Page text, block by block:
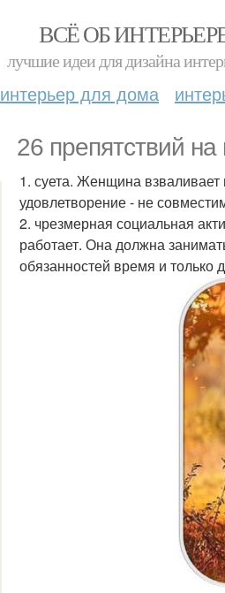
ВСЁ ОБ
лучшие идеи для дизайна
интерьер для дома
26 препятствий на
1. суета. Женщина взваливает
удовлетворение - не
2. чрезмерная социальная
работает. Она должна
обязанностей время и только